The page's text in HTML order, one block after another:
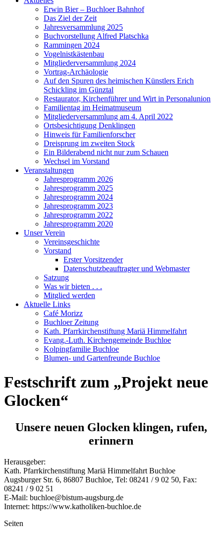
Erwin Bier – Buchloer Bahnhof
Das Ziel der Zeit
Jahresversammlung 2025
Buchvorstellung Alfred Platschka
Rammingen 2024
Vogelnistkästenbau
Mitgliederversammlung 2024
Vortrag-Archäologie
Auf den Spuren des heimischen Künstlers Erich
Schickling im Günztal
Restaurator, Kirchenführer und Wirt in Personalunion
Familientag im Heimatmuseum
Mitgliederversammlung am 4. April 2022
Ortsbesichtigung Denklingen
Hinweis für Familienforscher
Dreisprung im zweiten Stock
Ein Bilderabend nicht nur zum Schauen
Wechsel im Vorstand
Veranstaltungen
Jahresprogramm 2026
Jahresprogramm 2025
Jahresprogramm 2024
Jahresprogramm 2023
Jahresprogramm 2022
Jahresprogramm 2020
Unser Verein
Vereinsgeschichte
Vorstand
Erster Vorsitzender
Datenschutzbeauftragter und Webmaster
Satzung
Was wir bieten . . .
Mitglied werden
Aktuelle Links
Café Morizz
Buchloer Zeitung
Kath. Pfarrkirchenstiftung Mariä Himmelfahrt
Evang.-Luth. Kirchengemeinde Buchloe
Kolpingfamilie Buchloe
Blumen- und Gartenfreunde Buchloe
Festschrift zum „Projekt neue
Glocken“
Unsere neuen Glocken klingen, rufen,
erinnern
Herausgeber:
Kath. Pfarrkirchenstiftung Mariä Himmelfahrt Buchloe
Augsburger Str. 6, 86807 Buchloe, Tel: 08241 / 9 02 50, Fax:
08241 / 9 02 51
E-Mail: buchloe@bistum-augsburg.de
Internet: https://www.katholiken-buchloe.de
Seiten